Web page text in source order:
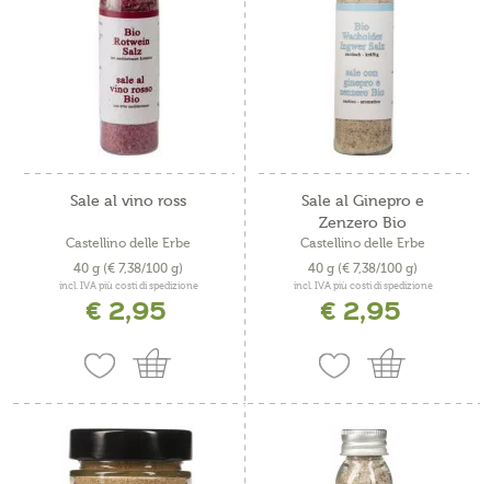
Sale al vino ross
Castellino delle Erbe
40 g (€ 7,38/100 g)
incl. IVA più costi di spedizione
€ 2,95
Sale al Ginepro e
Zenzero Bio
Castellino delle Erbe
40 g (€ 7,38/100 g)
incl. IVA più costi di spedizione
€ 2,95